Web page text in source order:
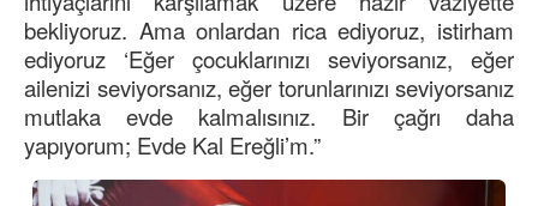
bekliyoruz. Ama onlardan rica ediyoruz, istirham
ediyoruz ‘Eğer çocuklarınızı seviyorsanız, eğer
ailenizi seviyorsanız, eğer torunlarınızı seviyorsanız
mutlaka evde kalmalısınız. Bir çağrı daha
yapıyorum; Evde Kal Ereğli’m.”